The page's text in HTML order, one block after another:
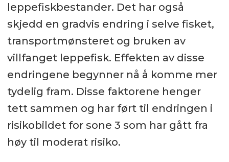
leppefiskbestander. Det har også
skjedd en gradvis endring i selve fisket,
transportmønsteret og bruken av
villfanget leppefisk. Effekten av disse
endringene begynner nå å komme mer
tydelig fram. Disse faktorene henger
tett sammen og har ført til endringen i
risikobildet for sone 3 som har gått fra
høy til moderat risiko.